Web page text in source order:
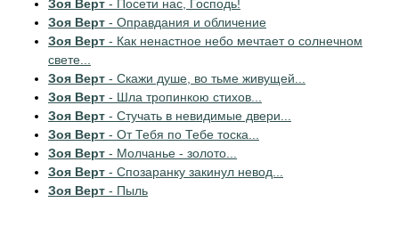
Зоя Верт - Посети нас, Господь!
Зоя Верт - Оправдания и обличение
Зоя Верт - Как ненастное небо мечтает о солнечном
свете...
Зоя Верт - Скажи душе, во тьме живущей...
Зоя Верт - Шла тропинкою стихов...
Зоя Верт - Стучать в невидимые двери...
Зоя Верт - От Тебя по Тебе тоска...
Зоя Верт - Молчанье - золото...
Зоя Верт - Спозаранку закинул невод...
Зоя Верт - Пыль